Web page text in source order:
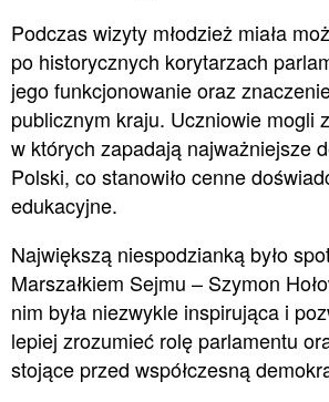
Podczas wizyty młodzież miała
po historycznych korytarzach
jego funkcjonowanie oraz
publicznym kraju. Uczniowie mogli
w których zapadają najważniejsze
Polski, co stanowiło cenne
edukacyjne.
Największą niespodzianką było
Marszałkiem Sejmu – Szymon
nim była niezwykle inspirująca i
lepiej zrozumieć rolę parlamentu
stojące przed współczesną